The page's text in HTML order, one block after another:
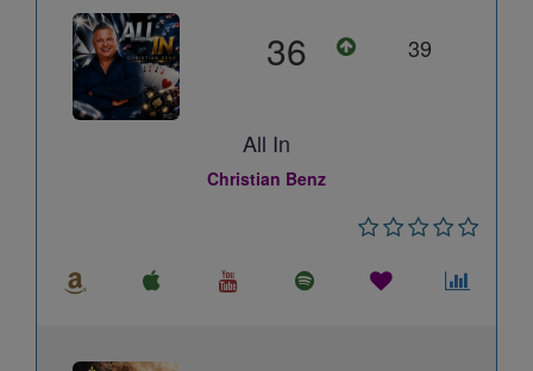
36 39
All In
Christian Benz